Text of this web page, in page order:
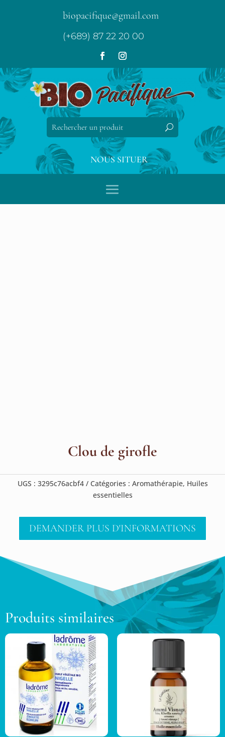
biopacifique@gmail.com
(+689) 87 22 20 00
NOUS SITUER
Clou de girofle
UGS : 3295c76acbf4 Catégories : Aromathérapie, Huiles
essentielles
DEMANDER PLUS D'INFORMATIONS
Produits similaires